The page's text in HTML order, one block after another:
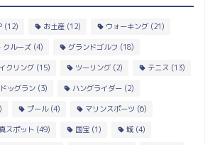
(12) お土産 (12) ウォーキング (21)
クルーズ (4) グランドゴルフ (18)
クリング (15) ツーリング (2) テニス (13)
ドッグラン (3) ハングライダー (2)
プール(4) マリンスポーツ (6)
スポット (49) 国宝 (1) 城 (4)